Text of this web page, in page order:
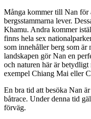
Många kommer till Nan för
bergsstammarna lever.
Khamu. Andra kommer
finns hela sex
som innehåller berg som är
landskapen gör Nan en
och naturen här är
exempel Chiang Mai eller
En bra tid att besöka Nan
båtrace. Under denna tid
förväg.